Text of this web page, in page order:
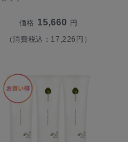
価格 15,660 円
（消費税込：17,226円）